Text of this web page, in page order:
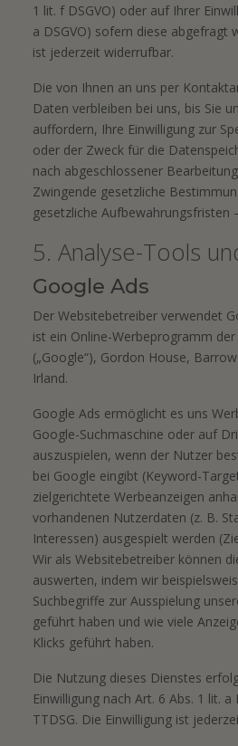
1 lit. f DSGVO) oder auf Ihrer
a DSGVO) sofern diese abgefragt
ist jederzeit widerrufbar.
Die von Ihnen an uns per
Daten verbleiben bei uns, bis Sie
auffordern, Ihre Einwilligung zur
oder der Zweck für die
nach abgeschlossener
Zwingende gesetzliche
gesetzliche Aufbewahrungsfristen
5. Analyse-Tools
Google Ads
Der Websitebetreiber verwendet
ist ein Online-Werbeprogramm
(„Google“), Gordon House,
Irland.
Google Ads ermöglicht es uns
Google-Suchmaschine oder auf
auszuspielen, wenn der Nutzer
bei Google eingibt (Keyword-
zielgerichtete Werbeanzeigen
vorhandenen Nutzerdaten (z. B.
Interessen) ausgespielt werden
Wir als Websitebetreiber können
auswerten, indem wir
Suchbegriffe zur Ausspielung
geführt haben und wie viele
Klicks geführt haben.
Die Nutzung dieses Dienstes
Einwilligung nach Art. 6 Abs. 1 lit. a
TTDSG. Die Einwilligung ist